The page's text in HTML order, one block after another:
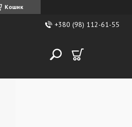
Кошик
+380 (98) 112-61-55